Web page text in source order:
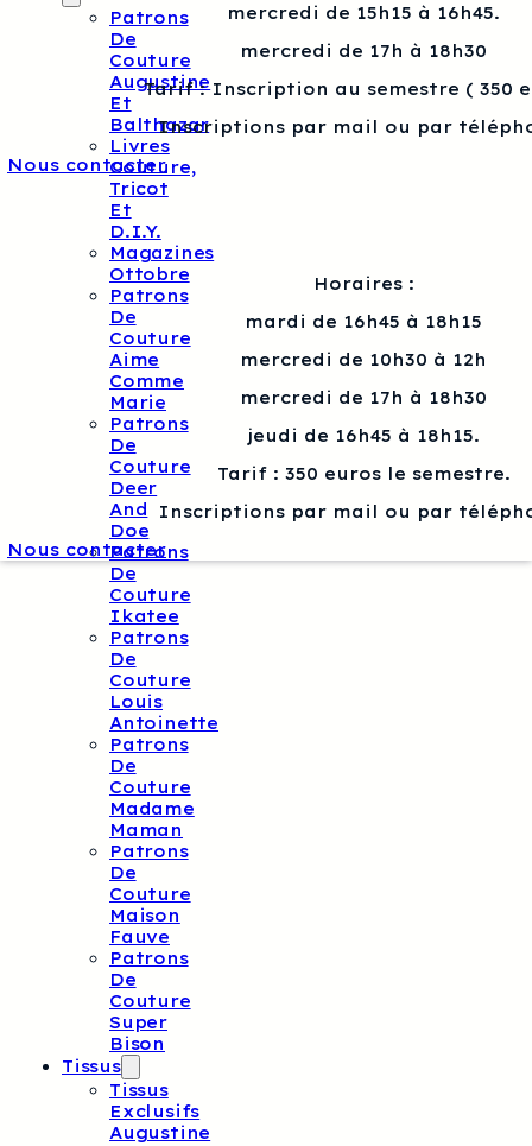
Patrons
De
Couture
Augustine
Et
Balthazar
Livres
Couture,
Tricot
Et
D.I.Y.
Magazines
Ottobre
Patrons
De
Couture
Aime
Comme
Marie
Patrons
De
Couture
Deer
And
Doe
Patrons
De
Couture
Ikatee
Patrons
De
Couture
Louis
Antoinette
Patrons
De
Couture
Madame
Maman
Patrons
De
Couture
Maison
Fauve
Patrons
De
Couture
Super
Bison
Tissus
Tissus
Exclusifs
Augustine
mercredi de 15h15 à 16h45.
mercredi de 17h à 18h30
Tarif : Inscription au semestre ( 350
Inscriptions par mail ou par
Nous contacter
Horaires :
mardi de 16h45 à 18h15
mercredi de 10h30 à 12h
mercredi de 17h à 18h30
jeudi de 16h45 à 18h15.
Tarif : 350 euros le semestre.
Inscriptions par mail ou par
Nous contacter